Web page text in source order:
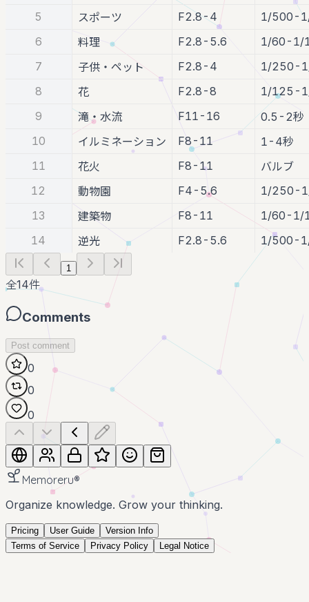
5
スポーツ F2.8-4
1/500-
6
料理 F2.8-5.6
1/60-1/
7
子供・ペット F2.8-4
1/250-
8
花 F2.8-8
1/125-
9
滝・水流 F11-16
0.5-2秒
10
イルミネーション F8-11
1-4秒
11
花火 F8-11
バルブ
12
動物園 F4-5.6
1/250-
13
建築物 F8-11
1/60-1/
14
逆光 F2.8-5.6 1/500-
1
全14件
Comments
Post comment
0
0
0
Memoreru®
Organize knowledge. Grow your thinking.
Pricing User Guide
Version Info
Terms of Service
Privacy Policy Legal Notice